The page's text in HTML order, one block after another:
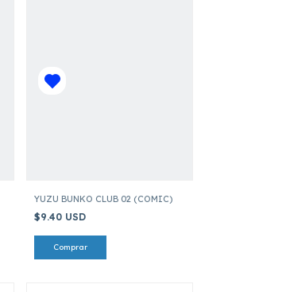
YUZU BUNKO CLUB 02 (COMIC)
$9.40 USD